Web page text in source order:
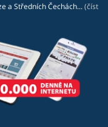
a Středních Čechách... (číst